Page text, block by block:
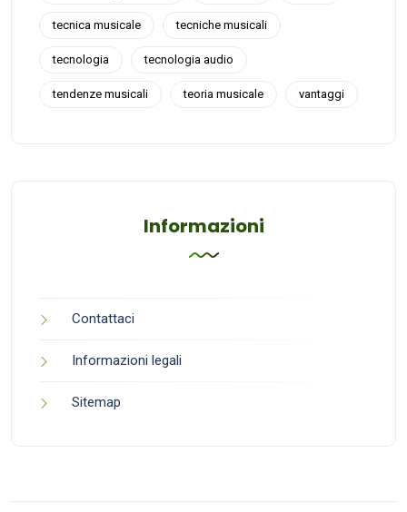
tecnica musicale tecniche musicali
tecnologia tecnologia audio
tendenze musicali teoria musicale vantaggi
Informazioni
Contattaci
Informazioni legali
Sitemap